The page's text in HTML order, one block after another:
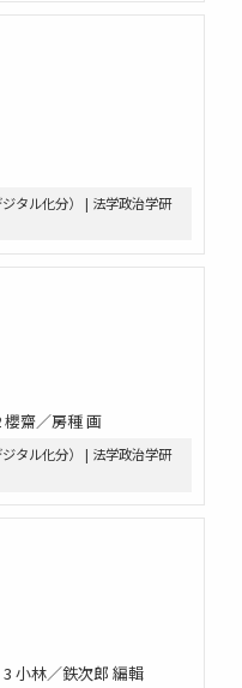
タル化分） | 法学政治学研
齋／房種 画
タル化分） | 法学政治学研
小林／鉄次郎 編輯